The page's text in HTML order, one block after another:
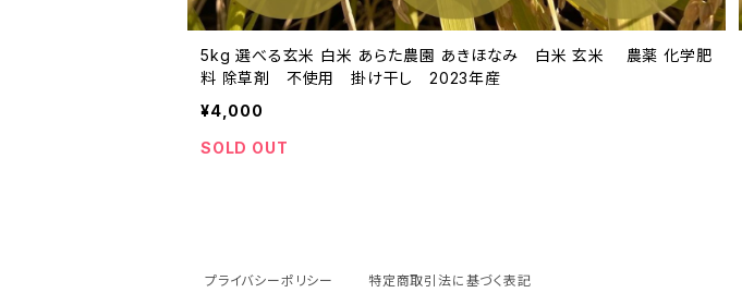
5kg 選べる玄米 白米 あらた農園 あきほなみ 白米 玄米 農薬 化学肥
料 除草剤 不使用 掛け干し 2023年産
¥4,000
SOLD OUT
プライバシーポリシー 特定商取引法に基づく表記